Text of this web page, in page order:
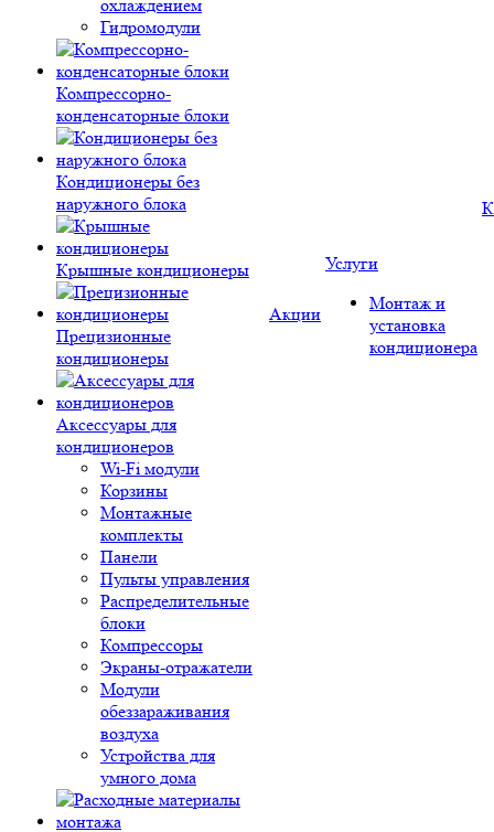
охлаждением
Гидромодули
Компрессорно-
конденсаторные блоки
Кондиционеры без
наружного блока
Крышные кондиционеры
Прецизионные
кондиционеры
Аксессуары для
кондиционеров
Wi-Fi модули
Корзины
Монтажные
комплекты
Панели
Пульты управления
Распределительные
блоки
Компрессоры
Экраны-отражатели
Модули
обеззараживания
воздуха
Устройства для
умного дома
Акции
Услуги
Монтаж и
установка
кондиционера